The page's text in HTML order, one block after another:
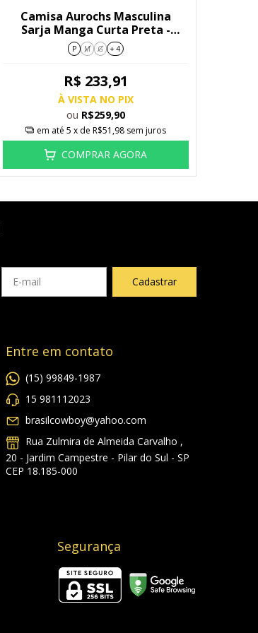
Camisa Aurochs Masculina
Sarja Manga Curta Preta -
9217546
P M G + 4
R$ 233,91
À VISTA NO PIX
ou R$259,90
em até 5 x de R$51,98 sem juros
COMPRAR AGORA
Entre em contato
(15) 99849-1987
15 981112023
brasilcowboy@yahoo.com
Rua Zulmira de Almeida Carvalho ,
20 - Jardim Campestre - Pilar do Sul - SP
CEP 18.185-000
Segurança